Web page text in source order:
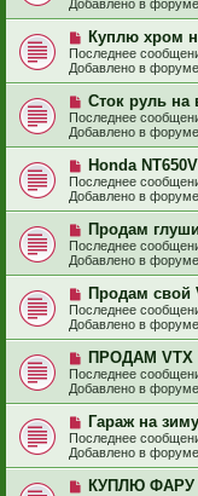
е
о
б
щ
е
н
и
е
о
е
с
о
о
б
щ
е
н
и
е
Добавлено в форуме
Н
о
в
о
с
о
о
б
щ
е
н
и
е
Куплю хром
Последнее
Добавлено в форуме
Н
о
в
о
е
с
о
о
б
щ
е
н
и
е
Сток руль на
Последнее
Добавлено в форуме
Н
о
в
о
е
с
о
о
б
щ
е
н
и
е
Honda
Последнее
Добавлено в форуме
Н
о
в
о
е
с
о
о
б
щ
е
н
и
е
Продам
Последнее
Добавлено в форуме
Н
о
в
о
е
с
о
о
б
щ
е
н
и
е
Продам свой
Последнее
Добавлено в форуме
Н
о
в
о
е
с
о
о
б
щ
ПРОДАМ VTX
Последнее
Добавлено в форуме
Н
о
в
о
е
с
Гараж на зиму
Последнее
Добавлено в форуме
НКУПЛЮ ФАРУ